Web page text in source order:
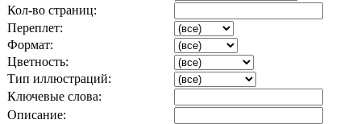
Кол-во страниц:
Переплет:
Формат:
Цветность:
Тип иллюстраций:
Ключевые слова:
Описание: